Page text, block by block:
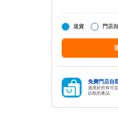
送貨 門店
免費門店自
適用於所有可
自取的產品